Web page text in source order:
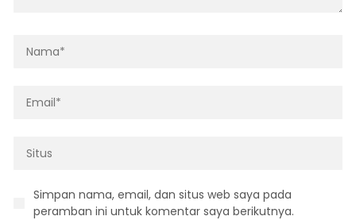
Simpan nama, email, dan situs web saya pada
peramban ini untuk komentar saya berikutnya.